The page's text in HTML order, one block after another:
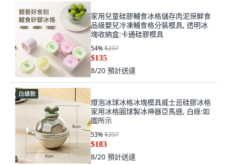
家用兒童硅膠輔食冰格儲存肉泥保鮮食
品級嬰兒冷凍輔食格分裝模具, 透明冰
塊收納盒:卡通硅膠模具
54%$297
$135
8/20 預計送達
燈泡冰球冰格冰塊模具威士忌硅膠冰格
家用冰格圓球製冰神器亞馬遜, 白綠:如
圖所示
53%$397
$183
8/20 預計送達